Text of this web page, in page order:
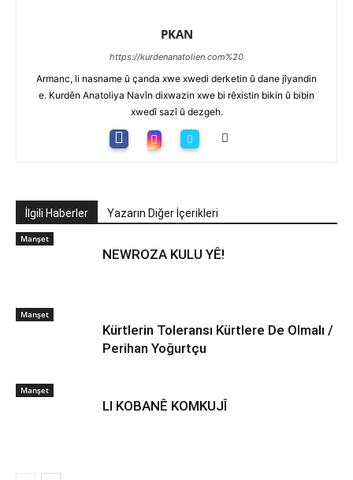
PKAN
https://kurdenanatolien.com%20
Armanc, li nasname û çanda xwe xwedi derketin û dane jîyandin
e. Kurdên Anatoliya Navîn dixwazin xwe bi rêxistin bikin û bibin
xwedî sazî û dezgeh.
İlgili Haberler Yazarın Diğer İçerikleri
Manşet
NEWROZA KULU YÊ!
Manşet
Kürtlerin Toleransı Kürtlere De Olmalı /
Perihan Yoğurtçu
Manşet
LI KOBANÊ KOMKUJÎ